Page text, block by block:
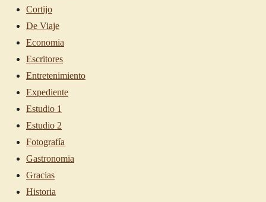
Cortijo
De Viaje
Economia
Escritores
Entretenimiento
Expediente
Estudio 1
Estudio 2
Fotografía
Gastronomia
Gracias
Historia